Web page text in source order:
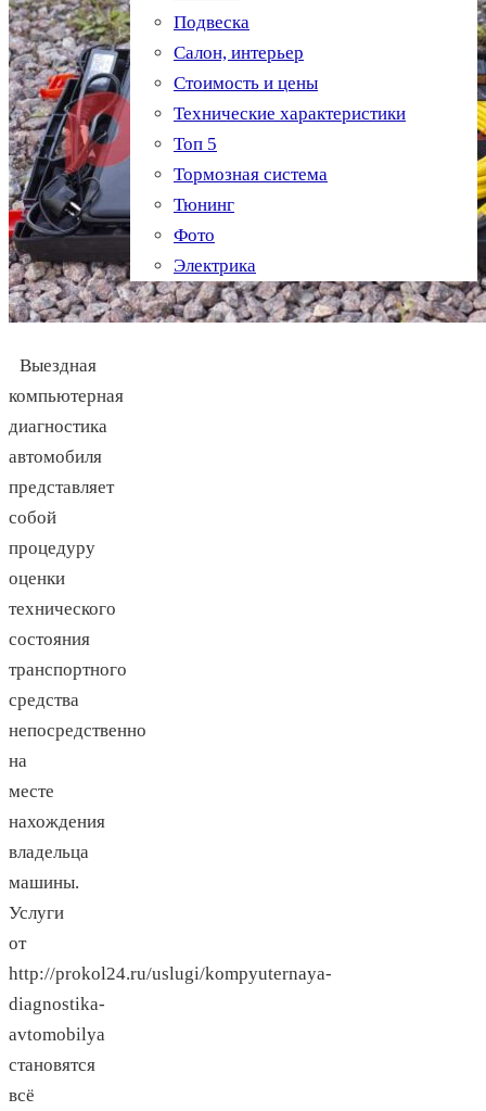
Выездная
компьютерная
диагностика
автомобиля
представляет
собой
процедуру
оценки
технического
состояния
транспортного
средства
непосредственно
на
месте
нахождения
владельца
машины.
Услуги
от
http://prokol24.ru/uslugi/kompyuternaya-
diagnostika-
avtomobilya
становятся
всё
Подвеска
Салон, интерьер
Стоимость и цены
Технические характеристики
Топ 5
Тормозная система
Тюнинг
Фото
Электрика